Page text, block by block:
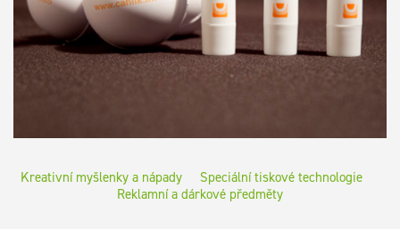
Kreativní myšlenky a nápady
Speciální tiskové technologie
Reklamní a dárkové předměty